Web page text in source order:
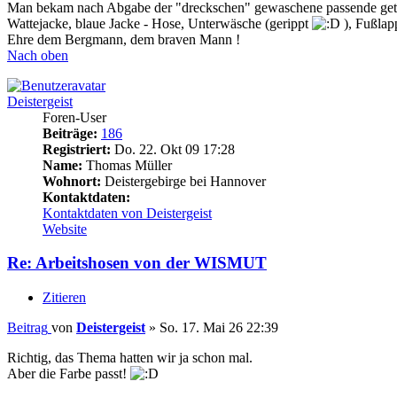
Man bekam nach Abgabe der "dreckschen" gewaschene passende
Wattejacke, blaue Jacke - Hose, Unterwäsche (gerippt
),
Ehre dem Bergmann, dem braven Mann !
Nach oben
Deistergeist
Foren-User
Beiträge: 186
Registriert: Do. 22. Okt 09 17:28
Name: Thomas Müller
Wohnort: Deistergebirge bei Hannover
Kontaktdaten:
Kontaktdaten von Deistergeist
Website
Re: Arbeitshosen von der WISMUT
Zitieren
Beitrag von Deistergeist » So. 17. Mai 26 22:39
Richtig, das Thema hatten wir ja schon mal.
Aber die Farbe passt!